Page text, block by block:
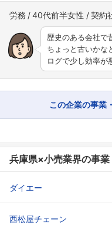
労務 40代前半女性 契約
歴史のある会社で
ちょっと古いかな
ログで少し効率
この企業の事業
兵庫県×小売業界の事
ダイエー
西松屋チェーン